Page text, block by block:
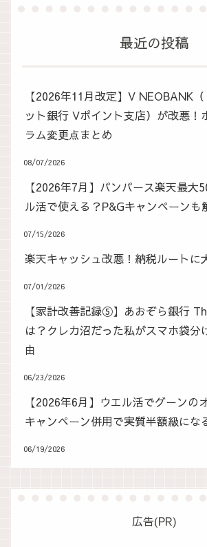
最近の投稿
【2026年11月改定】V NEOBANK
ット銀行 Vポイント支店）が改悪！
ラム変更点まとめ
08/07/2026
【2026年7月】パンパース楽天最大
ル活で使える？P&Gキャンペーンも
07/15/2026
楽天キャッシュ改悪！納税ルートに
07/01/2026
【家計改善記録⑤】あおぞら銀行
は？クレカ沼だった私がスマホ袋分
由
06/23/2026
【2026年6月】ウエル活でグーンの
キャンペーン併用で実質半額級にな
06/19/2026
広告(PR)